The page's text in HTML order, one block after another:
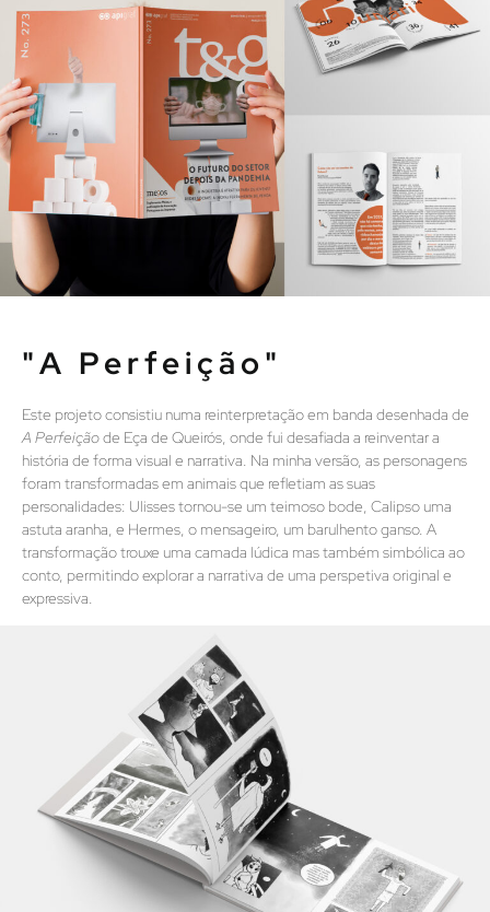
"A Perfeição"
Este projeto consistiu numa reinterpretação em banda desenhada de
A Perfeiçãode Eça de Queirós, onde fui desafiada a reinventar a
história de forma visual e narrativa. Na minha versão, as personagens
foram transformadas em animais que refletiam as suas
personalidades: Ulisses tornou-se um teimoso bode, Calipso uma
astuta aranha, e Hermes, o mensageiro, um barulhento ganso. A
transformação trouxe uma camada lúdica mas também simbólica ao
conto, permitindo explorar a narrativa de uma perspetiva original e
expressiva.